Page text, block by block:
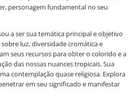
personagem fundamental no seu
a ser sua temática principal e objetivo
luz, diversidade cromática e
seus recursos para obter o colorido e a
das nossas nuances tropicais. Sua
contemplação quase religiosa. Explora
em seu significado e manifestar